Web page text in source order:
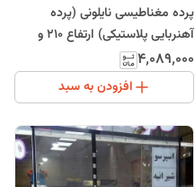
پرده مغناطیسی نایلونی (پرده
آهنربایی پلاستیکی) ارتفاع 210 و
عرض 195
۴٬۰۸۹٬۰۰۰
افزودن به سبد